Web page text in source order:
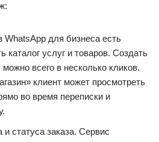
WhatsApp для бизнеса есть
каталог услуг и товаров. Создать
всего в несколько кликов.
клиент может просмотреть
во время переписки и
статуса заказа. Сервис